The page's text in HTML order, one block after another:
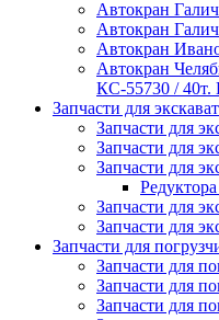
Автокран
Автокран
Автокран
Автокран
КС-55730 / 40т.
Запчасти для
Запчасти для
Запчасти для
Запчасти для
Запчасти для
Запчасти для
Запчасти для
Запчасти для
Запчасти для
Запчасти для